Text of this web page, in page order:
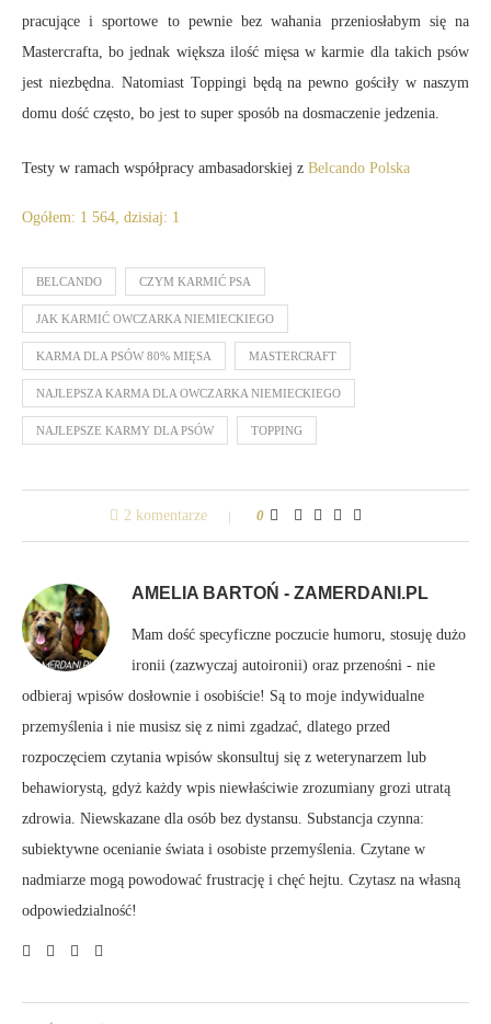
pracujące i sportowe to pewnie bez wahania przeniosłabym się na
Mastercrafta, bo jednak większa ilość mięsa w karmie dla takich psów
jest niezbędna. Natomiast Toppingi będą na pewno gościły w naszym
domu dość często, bo jest to super sposób na dosmaczenie jedzenia.
Testy w ramach współpracy ambasadorskiej z Belcando Polska
Ogółem: 1 564, dzisiaj: 1
BELCANDO CZYM KARMIĆ PSA
JAK KARMIĆ OWCZARKA NIEMIECKIEGO
KARMA DLA PSÓW 80% MIĘSA MASTERCRAFT
NAJLEPSZA KARMA DLA OWCZARKA NIEMIECKIEGO
NAJLEPSZE KARMY DLA PSÓW TOPPING
2 komentarze 0
AMELIA BARTOŃ - ZAMERDANI.PL
Mam dość specyficzne poczucie humoru, stosuję dużo
ironii (zazwyczaj autoironii) oraz przenośni - nie
odbieraj wpisów dosłownie i osobiście! Są to moje indywidualne
przemyślenia i nie musisz się z nimi zgadzać, dlatego przed
rozpoczęciem czytania wpisów skonsultuj się z weterynarzem lub
behawiorystą, gdyż każdy wpis niewłaściwie zrozumiany grozi utratą
zdrowia. Niewskazane dla osób bez dystansu. Substancja czynna:
subiektywne ocenianie świata i osobiste przemyślenia. Czytane w
nadmiarze mogą powodować frustrację i chęć hejtu. Czytasz na własną
odpowiedzialność!